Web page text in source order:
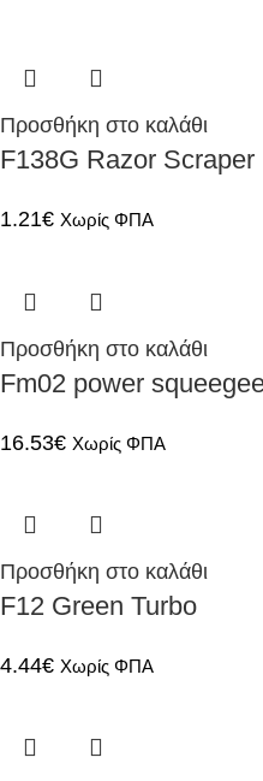
Προσθήκη στο καλάθι
F138G Razor Scraper
1.21€ Χωρίς ΦΠΑ
Προσθήκη στο καλάθι
Fm02 power
16.53€ Χωρίς ΦΠΑ
Προσθήκη στο καλάθι
F12 Green Turbo
4.44€ Χωρίς ΦΠΑ